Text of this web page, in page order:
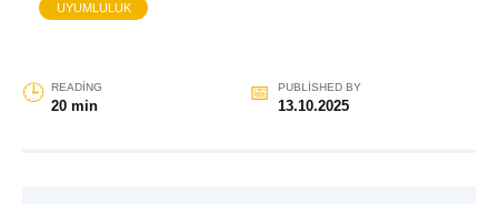
UYUMLULUK
READING
20 min
PUBLISHED BY
13.10.2025